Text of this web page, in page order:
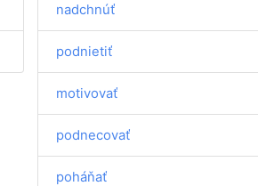
nadchnúť
podnietiť
motivovať
podnecovať
poháňať